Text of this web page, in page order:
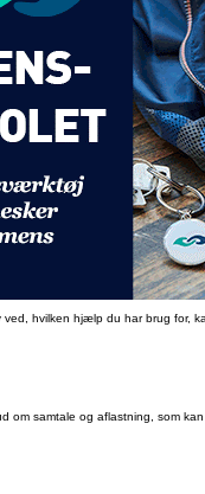
hvilken hjælp du har brug
om samtale og aflastning, som